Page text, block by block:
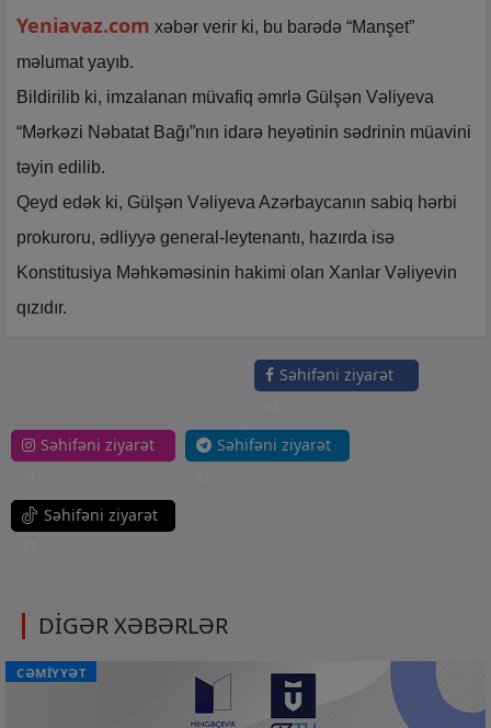
Yeniavaz.com xəbər verir ki, bu barədə “Manşet”
məlumat yayıb.
Bildirilib ki, imzalanan müvafiq əmrlə Gülşən Vəliyeva
“Mərkəzi Nəbatat Bağı”nın idarə heyətinin sədrinin müavini
təyin edilib.
Qeyd edək ki, Gülşən Vəliyeva Azərbaycanın sabiq hərbi
prokuroru, ədliyyə general-leytenantı, hazırda isə
Konstitusiya Məhkəməsinin hakimi olan Xanlar Vəliyevin
qızıdır.
Səhifəni ziyarət
Səhifəni ziyarət
Səhifəni ziyarət
Səhifəni ziyarət
DİGƏR XƏBƏRLƏR
CƏMİYYƏT